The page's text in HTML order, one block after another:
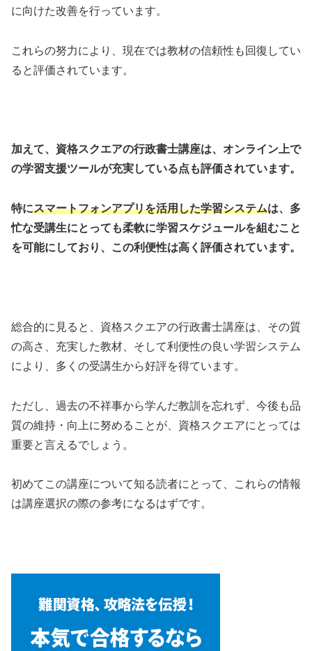
に向けた改善を行っています。
これらの努力により、現在では教材の信頼性も回復してい
ると評価されています。
加えて、資格スクエアの行政書士講座は、オンライン上で
の学習支援ツールが充実している点も評価されています。
特にスマートフォンアプリを活用した学習システムは、多
忙な受講生にとっても柔軟に学習スケジュールを組むこと
を可能にしており、この利便性は高く評価されています。
総合的に見ると、資格スクエアの行政書士講座は、その質
の高さ、充実した教材、そして利便性の良い学習システム
により、多くの受講生から好評を得ています。
ただし、過去の不祥事から学んだ教訓を忘れず、今後も品
質の維持・向上に努めることが、資格スクエアにとっては
重要と言えるでしょう。
初めてこの講座について知る読者にとって、これらの情報
は講座選択の際の参考になるはずです。